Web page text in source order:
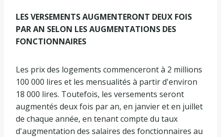
LES VERSEMENTS AUGMENTERONT DEUX FOIS
PAR AN SELON LES AUGMENTATIONS DES
FONCTIONNAIRES
Les prix des logements commenceront à 2 millions
100 000 lires et les mensualités à partir d'environ
18 000 lires. Toutefois, les versements seront
augmentés deux fois par an, en janvier et en juillet
de chaque année, en tenant compte du taux
d'augmentation des salaires des fonctionnaires au